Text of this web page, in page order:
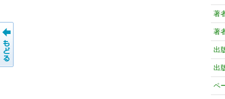
著
著
出
出
ペ